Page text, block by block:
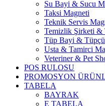
Su Bayi & Sucu
Taksi Magneti
Teknik Servis
Temizlik Şirketi &
Tüp Bayi &
Usta & Tamirci
Veteriner & Pet
POS RULOSU
PROMOSYON
TABELA
BAYRAK
E TABELA